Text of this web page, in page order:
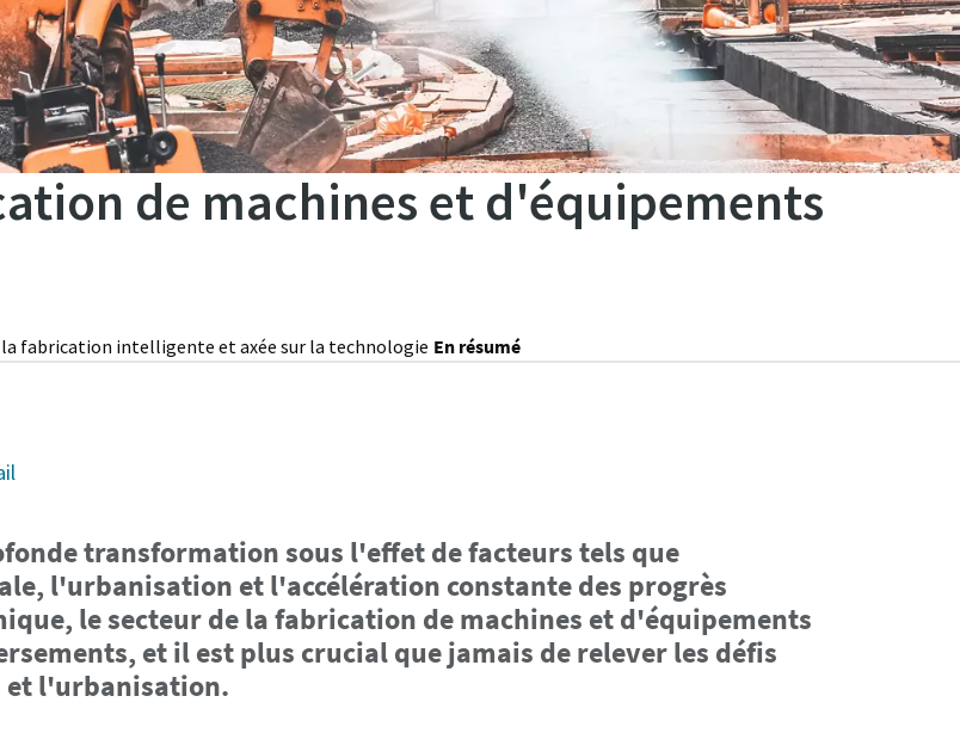
de machines et d'équipements
la fabrication intelligente et axée sur la technologie En résumé
transformation sous l'effet de facteurs tels que
l'urbanisation et l'accélération constante des progrès
le secteur de la fabrication de machines et d'équipements
et il est plus crucial que jamais de relever les défis
et l'urbanisation.